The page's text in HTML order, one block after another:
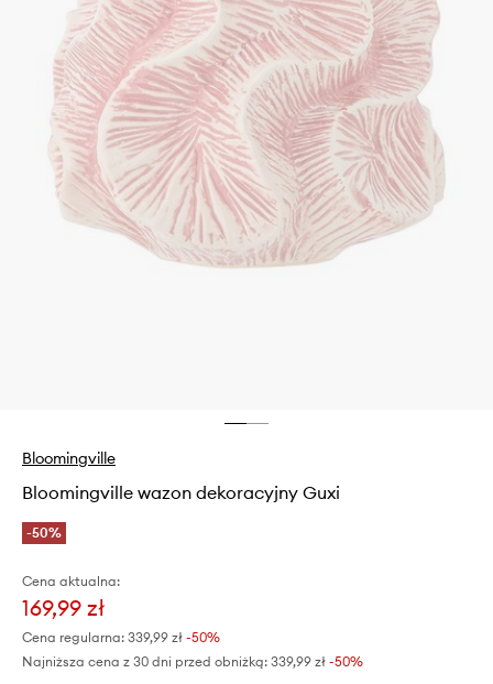
Bloomingville
Bloomingville wazon dekoracyjny Guxi
-50%
Cena aktualna:
169,99 zł
Cena regularna: 339,99 zł -50%
Najniższa cena z 30 dni przed obniżką: 339,99 zł -50%